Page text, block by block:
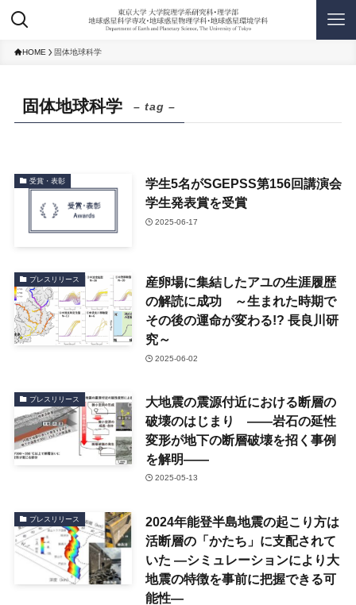
HOME 固体地球科学
固体地球科学 – tag –
受賞・表彰
学生5名がSGEPSS第156回講演会
学生発表賞を受賞
2025-06-17
プレスリリース
産卵場に集結したアユの生涯履歴
の解読に成功 ～生まれた時期で
その後の運命が変わる!? 長良川研
究～
2025-06-02
プレスリリース
大地震の震源付近における断層の
破壊のはじまり ——岩石の延性
変形が地下の断層破壊を招く事例
を解明——
2025-05-13
プレスリリース
2024年能登半島地震の起こり方は
活断層の「かたち」に支配されて
いた —シミュレーションにより大
地震の特徴を事前に把握できる可
能性—